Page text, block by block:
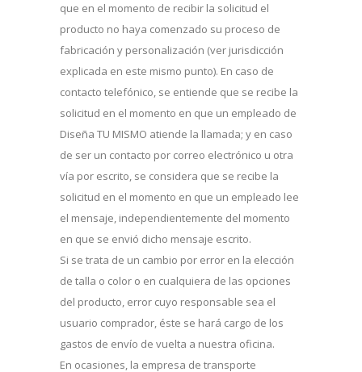
que en el momento de recibir la solicitud el
producto no haya comenzado su proceso de
fabricación y personalización (ver jurisdicción
explicada en este mismo punto). En caso de
contacto telefónico, se entiende que se recibe la
solicitud en el momento en que un empleado de
Diseña TU MISMO atiende la llamada; y en caso
de ser un contacto por correo electrónico u otra
vía por escrito, se considera que se recibe la
solicitud en el momento en que un empleado lee
el mensaje, independientemente del momento
en que se envió dicho mensaje escrito.
Si se trata de un cambio por error en la elección
de talla o color o en cualquiera de las opciones
del producto, error cuyo responsable sea el
usuario comprador, éste se hará cargo de los
gastos de envío de vuelta a nuestra oficina.
En ocasiones, la empresa de transporte